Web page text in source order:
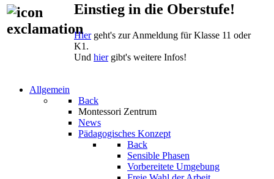
Einstieg in die Oberstufe!
Hiergeht's zur Anmeldung für Klasse 11 oder
K1.
Und hiergibt's weitere Infos!
Allgemein
Back
Montessori Zentrum
News
Pädagogisches Konzept
Back
Sensible Phasen
Vorbereitete Umgebung